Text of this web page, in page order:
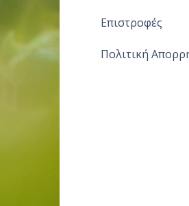
Επιστροφές
Πολιτική